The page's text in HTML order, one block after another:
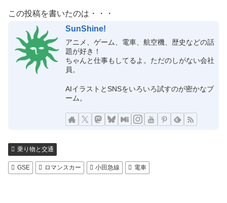
この投稿を書いたのは・・・
SunShine!
アニメ、ゲーム、電車、航空機、歴史などの話
題が好き！
ちゃんと仕事もしてるよ。ただのしがない会社
員。
AIイラストとSNSをいろいろ試すのが密かなブ
ーム。
乗り物と交通
GSE ロマンスカー 小田急線 電車